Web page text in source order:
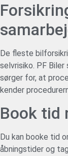
De fleste
selvrisiko. PF
sørger for, at
kender
Book tid
Du kan booke tid
åbningstider og